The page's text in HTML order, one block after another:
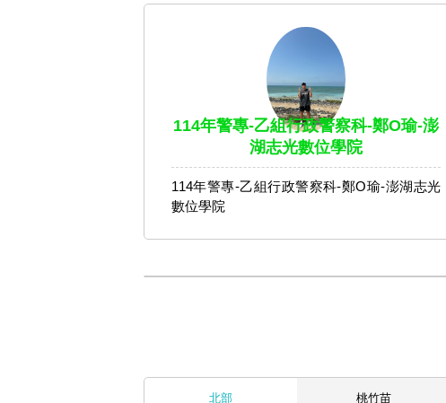
114年警專-乙組行政警察科-鄭O瑜-澎
湖志光數位學院
114年警專-乙組行政警察科-鄭O瑜-澎湖志光
數位學院
北部 桃竹苗